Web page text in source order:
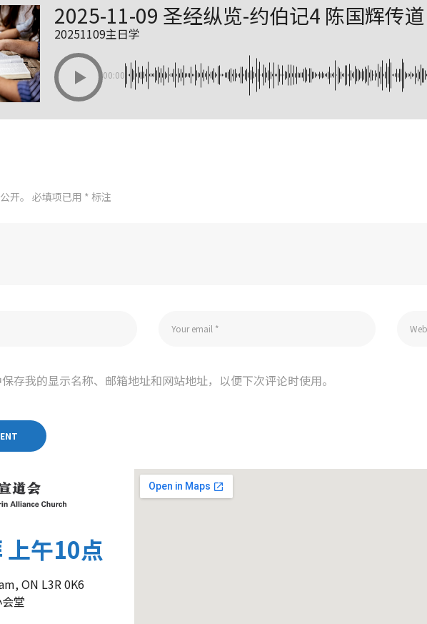
2025-11-09 圣经纵览-约伯记4 陈国辉传道
20251109主日学
00:00
开。 必填项已用 * 标注
存我的显示名称、邮箱地址和网站地址，以便下次评论时使用。
上午10点
ON L3R 0K6
堂